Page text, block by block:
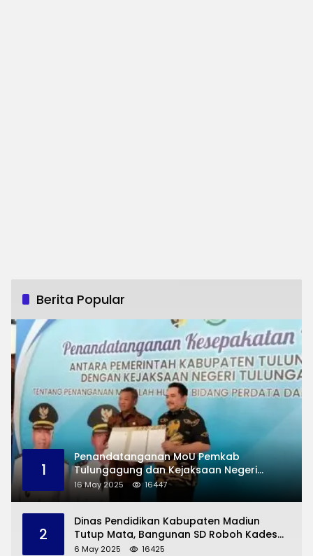
Berita Popular
1
Penandatanganan MoU Pemkab
Tulungagung dan Kejaksaan Negeri
Permasalahan Hukum
16 May 2025 16447
2
Dinas Pendidikan Kabupaten Madiun
Tutup Mata, Bangunan SD Roboh Kades
Dermorejo Bangun Pakai Dana Pribadi
6 May 2025 16425